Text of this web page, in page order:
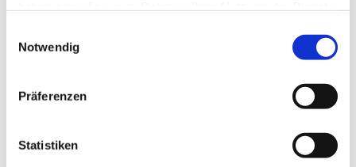
Notwendig
Präferenzen
Statistiken